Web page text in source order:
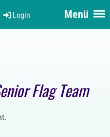
Menü
Login
Flag Team